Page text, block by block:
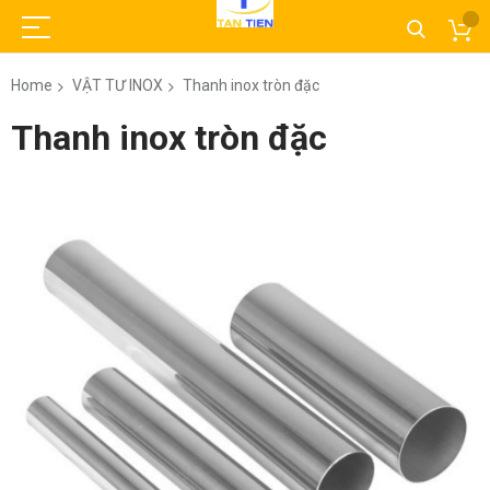
Home VẬT TƯ INOX Thanh inox tròn đặc
Thanh inox tròn đặc